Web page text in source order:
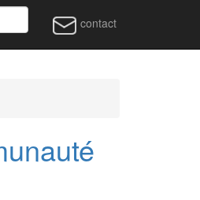
contact